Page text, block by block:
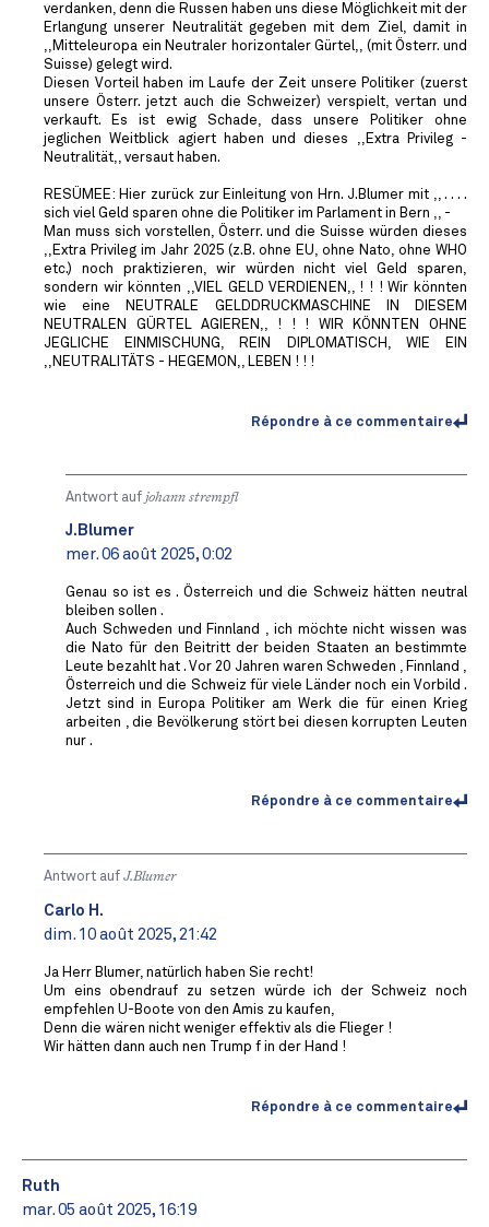
verdanken, denn die Russen haben uns diese Möglichkeit mit der
Erlangung unserer Neutralität gegeben mit dem Ziel, damit in
,,Mitteleuropa ein Neutraler horizontaler Gürtel,, (mit Österr. und
Suisse) gelegt wird.
Diesen Vorteil haben im Laufe der Zeit unsere Politiker (zuerst
unsere Österr. jetzt auch die Schweizer) verspielt, vertan und
verkauft. Es ist ewig Schade, dass unsere Politiker ohne
jeglichen Weitblick agiert haben und dieses ,,Extra Privileg -
Neutralität,, versaut haben.
RESÜMEE: Hier zurück zur Einleitung von Hrn. J.Blumer mit ,, . . . .
sich viel Geld sparen ohne die Politiker im Parlament in Bern ,, -
Man muss sich vorstellen, Österr. und die Suisse würden dieses
,,Extra Privileg im Jahr 2025 (z.B. ohne EU, ohne Nato, ohne WHO
etc.) noch praktizieren, wir würden nicht viel Geld sparen,
sondern wir könnten ,,VIEL GELD VERDIENEN,, ! ! ! Wir könnten
wie eine NEUTRALE GELDDRUCKMASCHINE IN DIESEM
NEUTRALEN GÜRTEL AGIEREN,, ! ! ! WIR KÖNNTEN OHNE
JEGLICHE EINMISCHUNG, REIN DIPLOMATISCH, WIE EIN
,,NEUTRALITÄTS - HEGEMON,, LEBEN ! ! !
Répondre à ce commentaire
Antwort auf johann strempfl
J.Blumer
mer. 06 août 2025, 0:02
Genau so ist es . Österreich und die Schweiz hätten neutral
bleiben sollen .
Auch Schweden und Finnland , ich möchte nicht wissen was
die Nato für den Beitritt der beiden Staaten an bestimmte
Leute bezahlt hat . Vor 20 Jahren waren Schweden , Finnland ,
Österreich und die Schweiz für viele Länder noch ein Vorbild .
Jetzt sind in Europa Politiker am Werk die für einen Krieg
arbeiten , die Bevölkerung stört bei diesen korrupten Leuten
nur .
Répondre à ce commentaire
Antwort auf J.Blumer
Carlo H.
dim. 10 août 2025, 21:42
Ja Herr Blumer, natürlich haben Sie recht!
Um eins obendrauf zu setzen würde ich der Schweiz noch
empfehlen U-Boote von den Amis zu kaufen,
Denn die wären nicht weniger effektiv als die Flieger !
Wir hätten dann auch nen Trump f in der Hand !
Répondre à ce commentaire
Ruth
mar. 05 août 2025, 16:19